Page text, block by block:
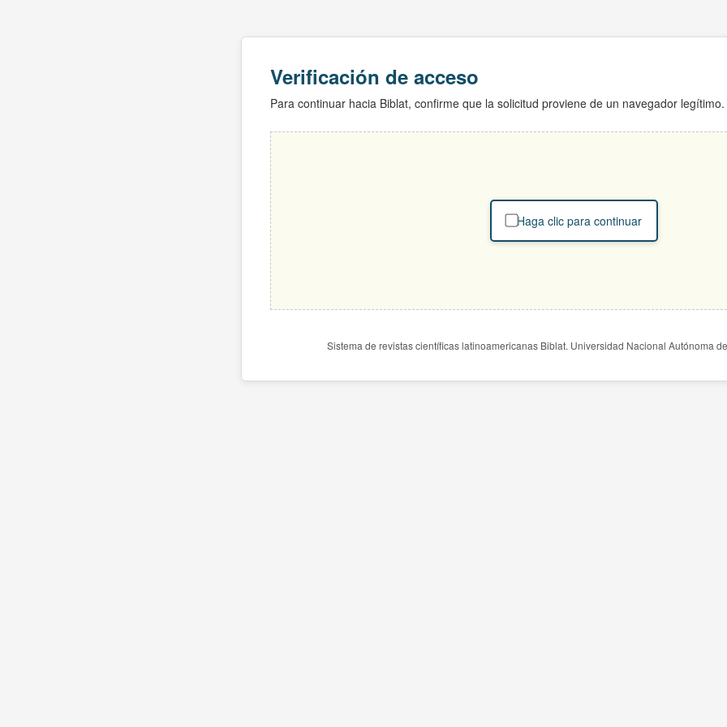
Verificación de acceso
Para continuar hacia Biblat, confirme que la solicitud proviene de un navegador legítimo.
Haga clic para continuar
Sistema de revistas científicas latinoamericanas Biblat. Universidad Nacional Autónoma